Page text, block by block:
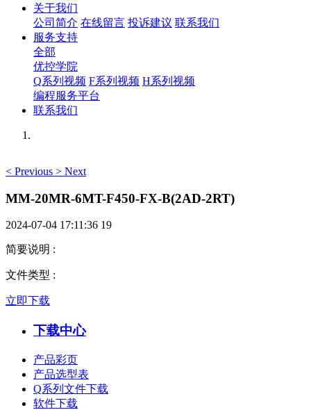
关于我们
公司简介 在线留言 投诉建议 联系我们
服务支持
全部
优控学院
Q系列视频 F系列视频 H系列视频
编程服务平台
联系我们
< Previous > Next
MM-20MR-6MT-F450-FX-B(2AD-2RT)
2024-07-04 17:11:36 19
简要说明 :
文件类型 :
立即下载
下载中心
产品彩页
产品选型表
Q系列文件下载
软件下载